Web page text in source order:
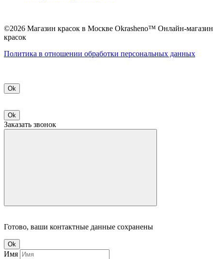
©2026 Магазин красок в Москве Okrasheno™ Онлайн-магазин
красок
Политикa в отношении обработки персональных данных
Ok
Ok
Заказать звонок
Готово, ваши контактные данные сохранены
Ok
Имя